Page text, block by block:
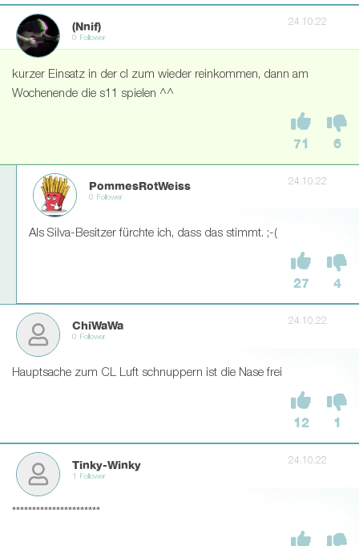
(Nnif)
0 Follower
24.10.22
kurzer Einsatz in der cl zum wieder reinkommen, dann am
Wochenende die s11 spielen ^^
71 6
PommesRotWeiss
0 Follower
24.10.22
Als Silva-Besitzer fürchte ich, dass das stimmt. ;-(
27 4
ChiWaWa
0 Follower
24.10.22
Hauptsache zum CL Luft schnuppern ist die Nase frei
12 1
Tinky-Winky
1 Follower
24.10.22
**********************